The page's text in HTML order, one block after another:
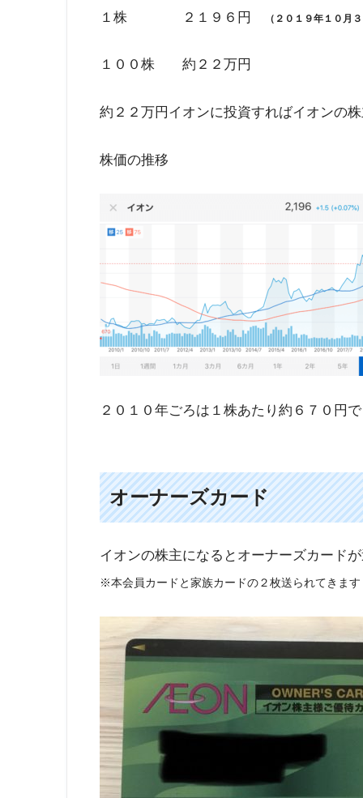
まず優待を受けるにはイオンの株を最低
現在のイオンの株価
（２０１９年１０月
１００株 約２２万円
約２２万円イオンに投資すればイオンの
２０１０年ごろは１株あたり約６７０円
オーナーズカード
イオンの株主になるとオーナーズカード